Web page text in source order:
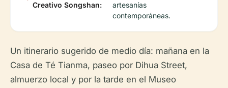
Creativo Songshan:
artesanías
contemporáneas.
Un itinerario sugerido de medio día: mañana en la
Casa de Té Tianma, paseo por Dihua Street,
almuerzo local y por la tarde en el Museo